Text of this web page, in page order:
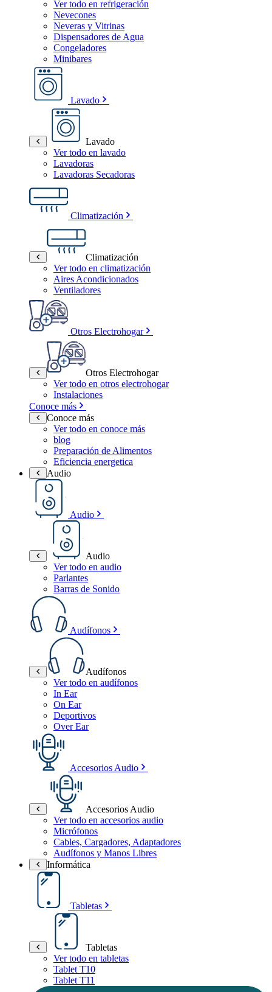
Ver todo en refrigeración
Nevecones
Neveras y Vitrinas
Dispensadores de Agua
Congeladores
Minibares
Lavado
Lavado
Ver todo en lavado
Lavadoras
Lavadoras Secadoras
Climatización
Climatización
Ver todo en climatización
Aires Acondicionados
Ventiladores
Otros Electrohogar
Otros Electrohogar
Ver todo en otros electrohogar
Instalaciones
Conoce más
Conoce más
Ver todo en conoce más
blog
Preparación de Alimentos
Eficiencia energetica
Audio
Audio
Audio
Ver todo en audio
Parlantes
Barras de Sonido
Audífonos
Audífonos
Ver todo en audífonos
In Ear
On Ear
Deportivos
Over Ear
Accesorios Audio
Accesorios Audio
Ver todo en accesorios audio
Micrófonos
Cables, Cargadores, Adaptadores
Audífonos y Manos Libres
Informática
Tabletas
Tabletas
Ver todo en tabletas
Tablet T10
Tablet T11